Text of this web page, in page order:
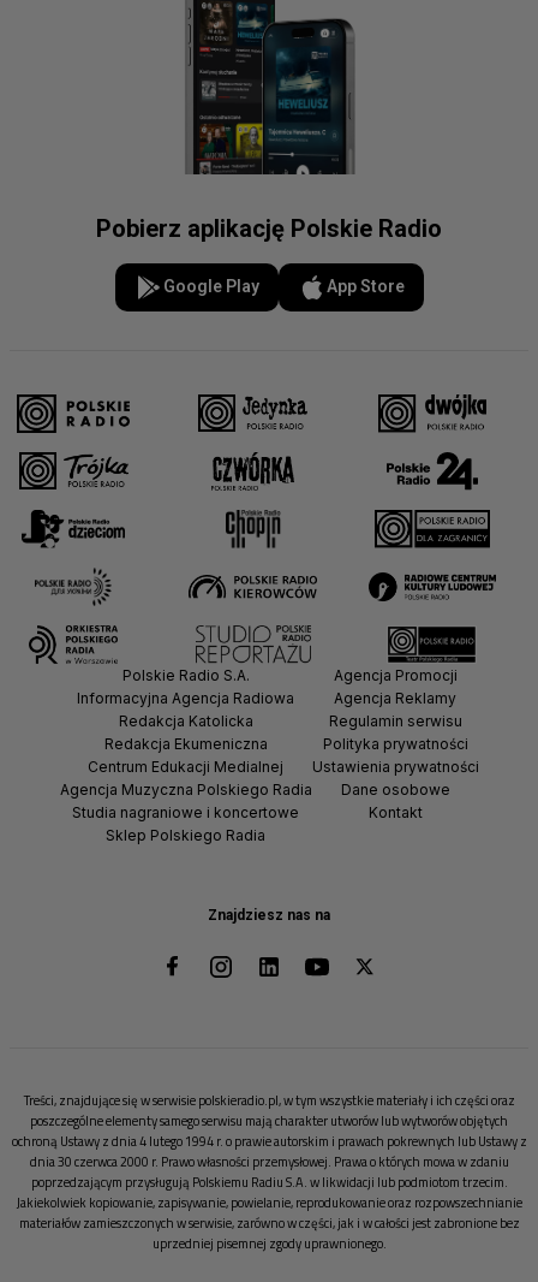
Pobierz aplikację Polskie Radio
Google Play App Store
Znajdziesz nas na
Polskie Radio S.A.
Informacyjna Agencja Radiowa
Redakcja Katolicka
Redakcja Ekumeniczna
Centrum Edukacji Medialnej
Agencja Muzyczna Polskiego Radia
Studia nagraniowe i koncertowe
Sklep Polskiego Radia
Agencja Promocji
Agencja Reklamy
Regulamin serwisu
Polityka prywatności
Ustawienia prywatności
Dane osobowe
Kontakt
Treści, znajdujące się w serwisie polskieradio.pl, w tym wszystkie materiały i ich części oraz
poszczególne elementy samego serwisu mają charakter utworów lub wytworów objętych
ochroną Ustawy z dnia 4 lutego 1994 r. o prawie autorskim i prawach pokrewnych lub Ustawy z
dnia 30 czerwca 2000 r. Prawo własności przemysłowej. Prawa o których mowa w zdaniu
poprzedzającym przysługują Polskiemu Radiu S.A. w likwidacji lub podmiotom trzecim.
Jakiekolwiek kopiowanie, zapisywanie, powielanie, reprodukowanie oraz rozpowszechnianie
materiałów zamieszczonych w serwisie, zarówno w części, jak i w całości jest zabronione bez
uprzedniej pisemnej zgody uprawnionego.